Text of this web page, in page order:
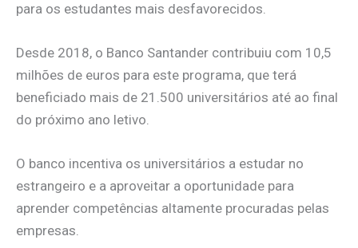
para os estudantes mais desfavorecidos.
Desde 2018, o Banco Santander contribuiu com 10,5
milhões de euros para este programa, que terá
beneficiado mais de 21.500 universitários até ao final
do próximo ano letivo.
O banco incentiva os universitários a estudar no
estrangeiro e a aproveitar a oportunidade para
aprender competências altamente procuradas pelas
empresas.